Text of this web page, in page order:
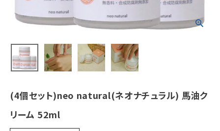
新商品
カテゴリーから探す
美容・コスメ・香水
衛生用品
日用品雑貨
(4個セット)neo natural(ネオナチュラル) 馬油ク
リーム 52ml